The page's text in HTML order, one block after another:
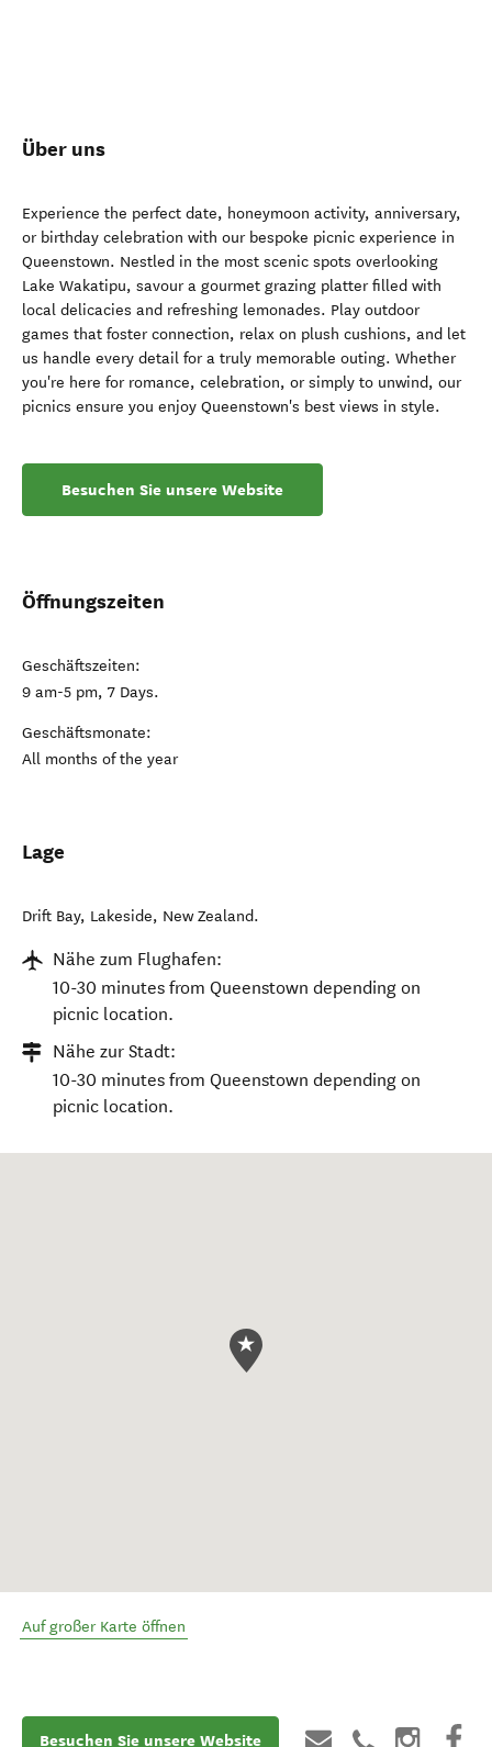
Über uns
Experience the perfect date, honeymoon activity, anniversary,
or birthday celebration with our bespoke picnic experience in
Queenstown. Nestled in the most scenic spots overlooking
Lake Wakatipu, savour a gourmet grazing platter filled with
local delicacies and refreshing lemonades. Play outdoor
games that foster connection, relax on plush cushions, and let
us handle every detail for a truly memorable outing. Whether
you're here for romance, celebration, or simply to unwind, our
picnics ensure you enjoy Queenstown's best views in style.
Besuchen Sie unsere Website
Öffnungszeiten
Geschäftszeiten:
9 am-5 pm, 7 Days.
Geschäftsmonate:
All months of the year
Lage
Drift Bay, Lakeside, New Zealand.
Nähe zum Flughafen:
10-30 minutes from Queenstown depending on
picnic location.
Nähe zur Stadt:
10-30 minutes from Queenstown depending on
picnic location.
Auf großer Karte öffnen
Besuchen Sie unsere Website